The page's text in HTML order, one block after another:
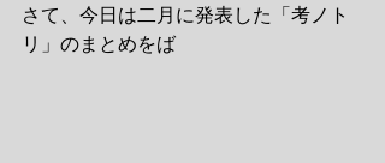
さて、今日は二月に発表した「考ノト
リ」のまとめをば